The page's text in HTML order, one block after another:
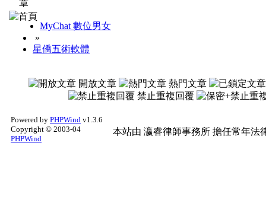
MyChat 數位男女
»
星僑五術軟體
開放文章
熱門文章
禁止重複回覆
Powered by PHPWind v1.3.6
Copyright © 2003-04
PHPWind
本站由 瀛睿律師事務所 擔任常年法